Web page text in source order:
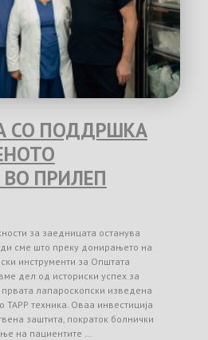
СО ПОДДРШКА
ПРИЛЕП
за заедницата останува
сме што преку донирањето на
инструменти за Општата
дел од историски успех за
лапароскопски изведена
TAPP техника. Оваа инвестиција
заштита, пократок болнички
на пациентите …